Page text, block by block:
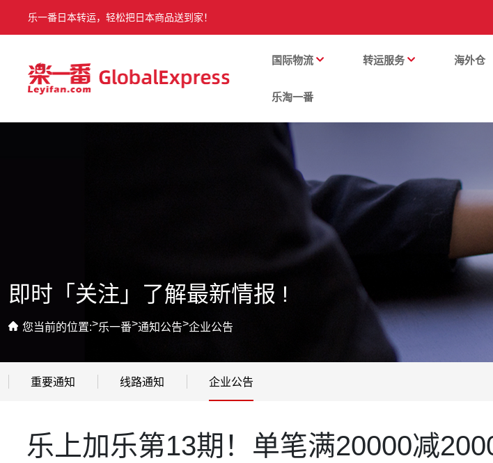
乐一番日本转运，轻松把日本商品送到家！
国际物流 转运服务 海外仓
乐淘一番
即时「关注」了解最新情报 !
您当前的位置:>乐一番>通知公告>企业公告
重要通知 线路通知 企业公告
乐上加乐第13期！单笔满20000减